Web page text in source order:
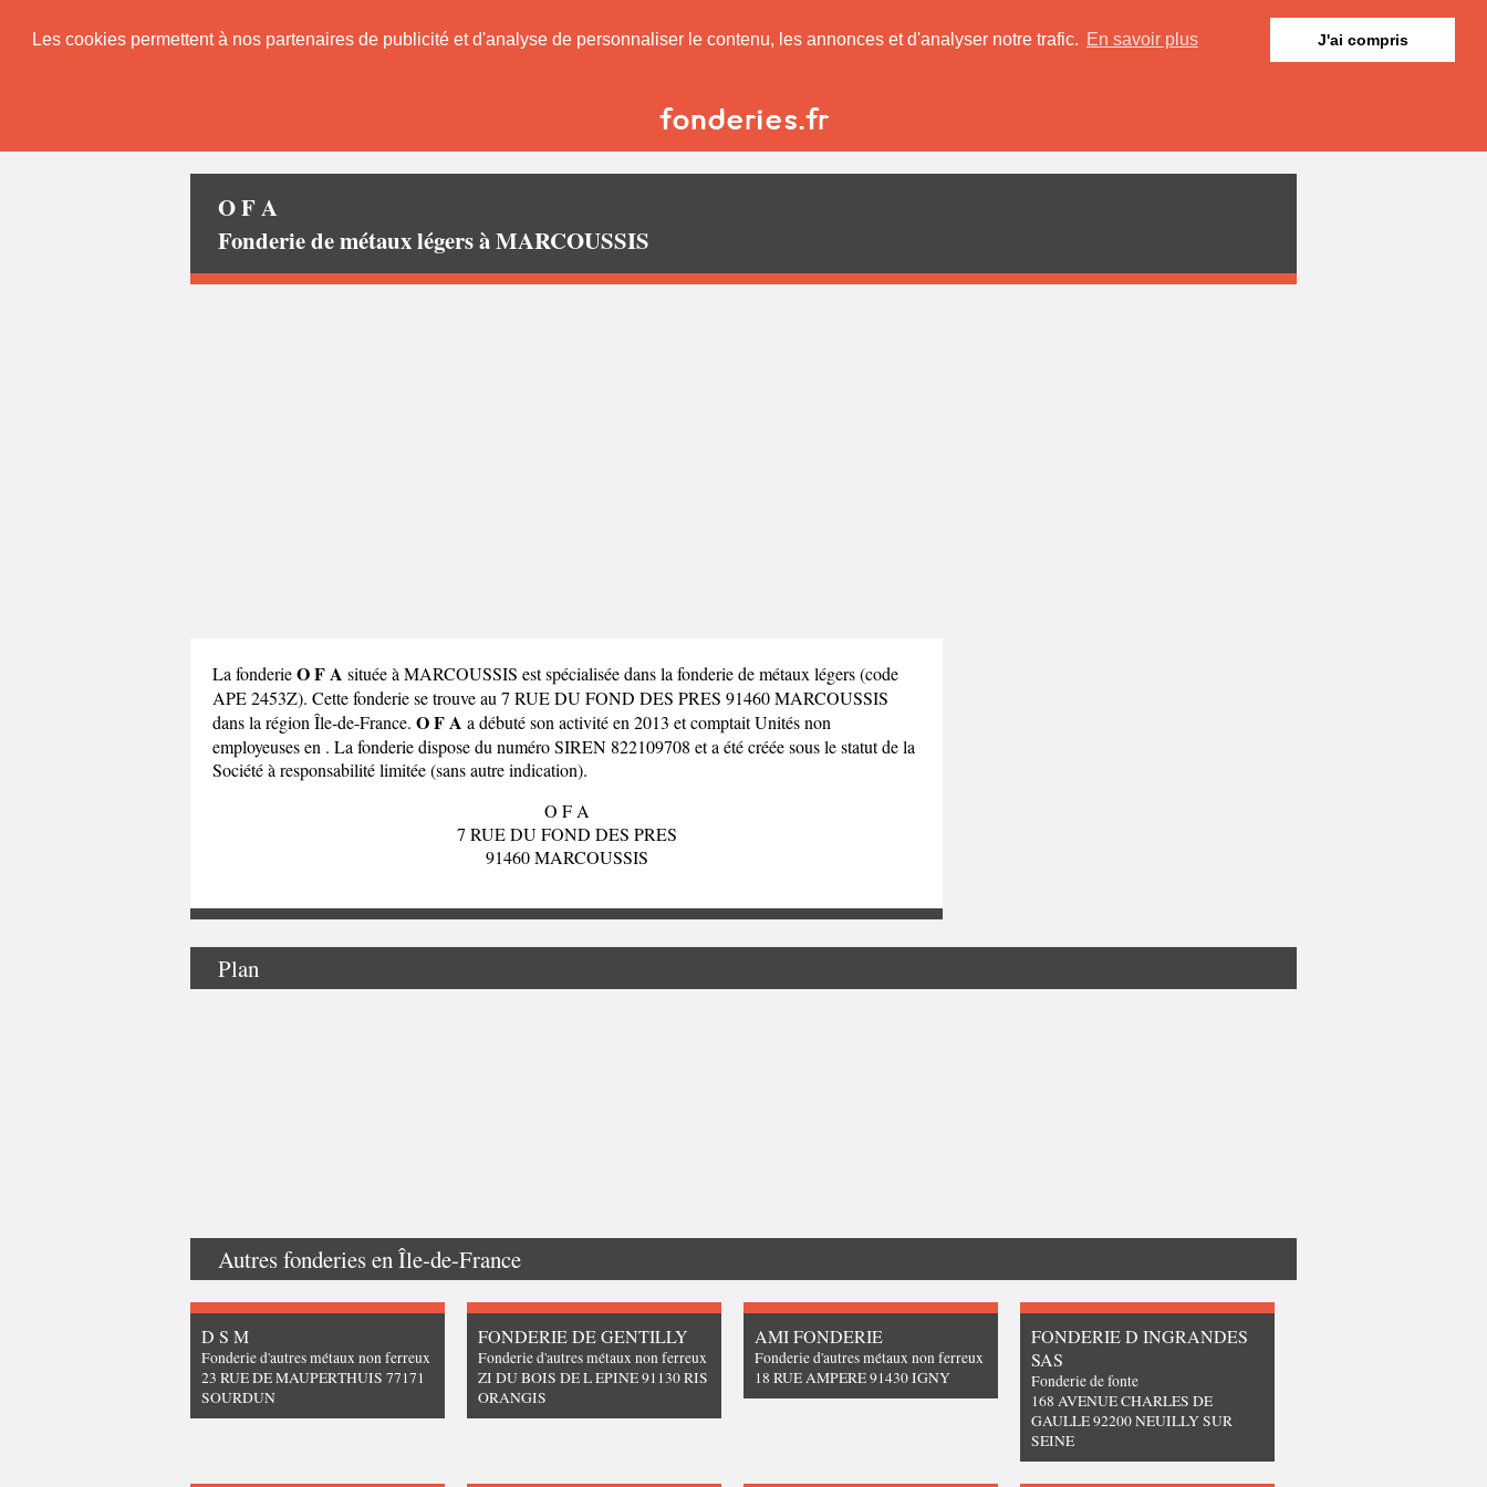
Les cookies permettent à nos partenaires de publicité et d'analyse de personnaliser le contenu, les annonces et d'analyser notre trafic. En savoir plus J'ai compris
O F A
Fonderie de métaux légers à MARCOUSSIS
La fonderieO F A située à MARCOUSSIS est spécialisée dans la fonderie de métaux légers (code
APE 2453Z). Cette fonderie se trouve au 7 RUE DU FOND DES PRES 91460 MARCOUSSIS
dans la région Île-de-France. O F A a débuté son activité en 2013 et comptait Unités non
employeuses en . La fonderie dispose du numéro SIREN 822109708 et a été créée sous le statut de la
Société à responsabilité limitée (sans autre indication).
O F A
7 RUE DU FOND DES PRES
91460 MARCOUSSIS
Plan
Autres fonderies en Île-de-France
D S M
Fonderie d'autres métaux non ferreux
23 RUE DE MAUPERTHUIS 77171
SOURDUN
FONDERIE DE GENTILLY
Fonderie d'autres métaux non ferreux
ZI DU BOIS DE L EPINE 91130 RIS
ORANGIS
AMI FONDERIE
Fonderie d'autres métaux non ferreux
18 RUE AMPERE 91430 IGNY
FONDERIE D INGRANDES
SAS
Fonderie de fonte
168 AVENUE CHARLES DE
GAULLE 92200 NEUILLY SUR
SEINE